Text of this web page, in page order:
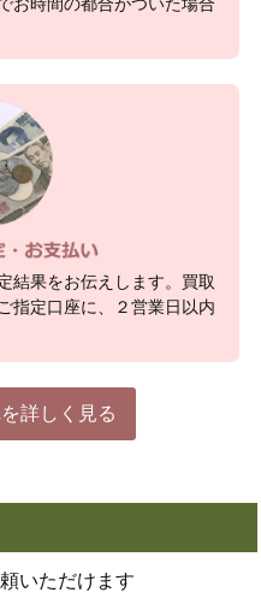
結果をお伝えします。買取
指定口座に、２営業日以内
詳しく見る
いただけます